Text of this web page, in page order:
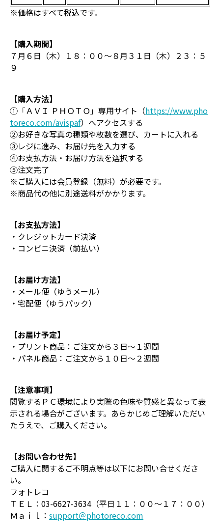
※価格はすべて税込です。
【購入期間】
７月６日（木）１８：００～８月３１日（木）２３：５
９
【購入方法】
①「ＡＶＩ ＰＨＯＴＯ」専用サイト（https://www.pho
toreco.com/avispaf）へアクセスする
②お好きな写真の種類や枚数を選び、カートに入れる
③レジに進み、お届け先を入力する
④お支払方法・お届け方法を選択する
⑤注文完了
※ご購入には会員登録（無料）が必要です。
※商品代の他に別途送料がかかります。
【お支払方法】
・クレジットカード決済
・コンビニ決済（前払い）
【お届け方法】
・メール便（ゆうメール）
・宅配便（ゆうパック）
【お届け予定】
・プリント商品：ご注文から３日～１週間
・パネル商品：ご注文から１０日～２週間
【注意事項】
閲覧するＰＣ環境により実際の色味や質感と異なって表
示される場合がございます。あらかじめご理解いただい
たうえで、ご購入ください。
【お問い合わせ先】
ご購入に関するご不明点等は以下にお問い合せくださ
い。
フォトレコ
ＴＥＬ：03-6627-3634（平日１１：００～１７：００）
Ｍａｉｌ： support＠photoreco.com